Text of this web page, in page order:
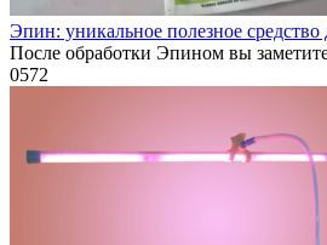
Эпин: уникальное полезное средство
После обработки Эпином вы
0572